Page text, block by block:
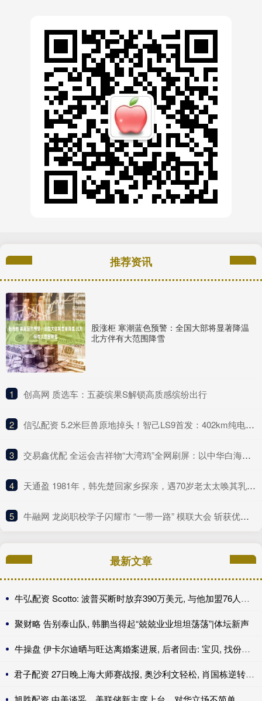
推荐资讯
股涨柜 寒潮蓝色预警：全国大部将显著降温
北方伴有大范围降雪
1 ​创高网 质选车：五菱缤果S解锁高质感缤纷出行
2 ​信弘配资 5.2米巨兽原地掉头！智己LS9首发：402km纯电续航+线控黑科技
3 ​交易鑫优配 全运会吉祥物“大湾鸡”全网刷屏：以中华白海豚为原型
4 ​天通盈 1981年，韩先楚回家乡探亲，遇70岁老太太唤其乳名，泪水夺眶而出
5 ​牛融网 龙岗职校学子闪耀市 “一带一路” 模联大会 斩获优秀代表称号挺进决赛!
最新文章
牛弘配资 Scotto: 波普买断时放弃390万美元, 与他加盟76人年薪相同
聚财略 告别泰山队, 韩鹏当得起“兢兢业业坦坦荡荡”|体坛新声
牛操盘 伊卡尔迪晒与旺达离婚案进展, 后者回击: 宝贝, 找份工作吧
君子配资 27日晚上海大师赛战报, 奥沙利文轻松, 肖国栋逆转, 周跃龙绝杀